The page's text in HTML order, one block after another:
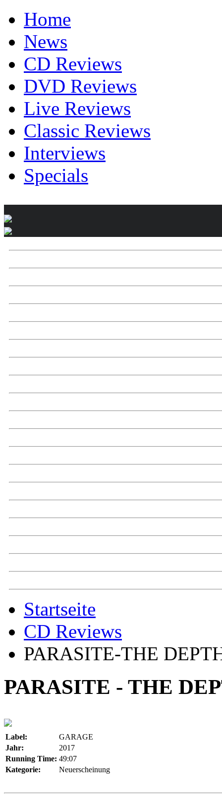
Home
News
CD Reviews
DVD Reviews
Live Reviews
Classic Reviews
Interviews
Specials
Startseite
CD Reviews
PARASITE-THE
PARASITE - THE
Label:
GARAGE
Jahr:
2017
Running Time: 49:07
Kategorie:
Neuerscheinung